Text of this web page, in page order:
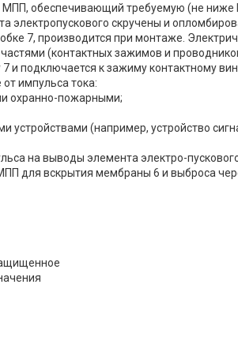
МПП, обеспечивающий требуемую (не ниже
электропускового скручены и
7, производится при монтаже.
(контактных зажимов и
и подключается к зажиму контактному
импульса тока:
охранно-пожарными;
устройствами (например, устройство
на выводы элемента электро-
для вскрытия мембраны 6 и выброса